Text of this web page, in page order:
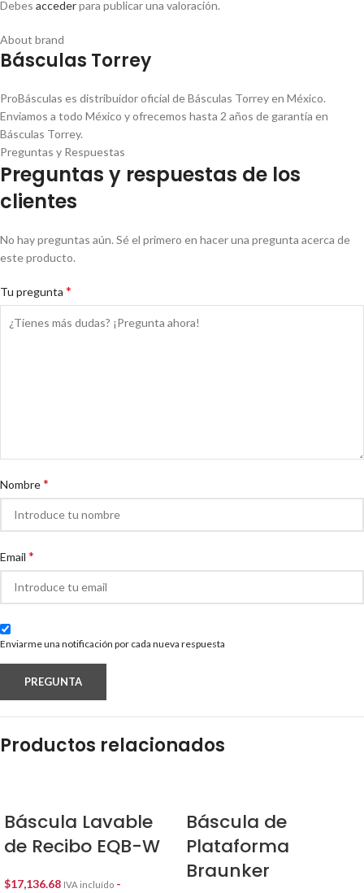
Debes accederpara publicar una valoración.
About brand
Básculas Torrey
ProBásculas es distribuidor oficial de Básculas Torrey en México.
Enviamos a todo México y ofrecemos hasta 2 años de garantía en
Básculas Torrey.
Preguntas y Respuestas
Preguntas y respuestas de los
clientes
No hay preguntas aún. Sé el primero en hacer una pregunta acerca de
este producto.
Tu pregunta *
Nombre*
Email *
Enviarme una notificación por cada nueva respuesta
Productos relacionados
Báscula Lavable
de Recibo EQB-W
$17,136.68 IVA incluído -
Báscula de
Plataforma
Braunker